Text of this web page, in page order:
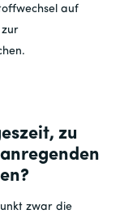
auf
zur
zu
zwar die